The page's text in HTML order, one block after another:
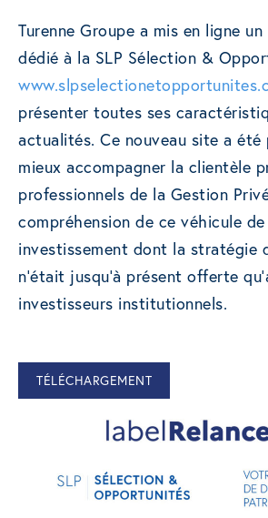
Turenne Groupe a mis en ligne
dédié à la SLP Sélection &
présenter toutes ses
actualités. Ce nouveau site a été
mieux accompagner la clientèle
professionnels de la Gestion
compréhension de ce véhicule
investissement dont la stratégie
n’était jusqu’à présent offerte
investisseurs institutionnels.
TÉLÉCHARGEMENT